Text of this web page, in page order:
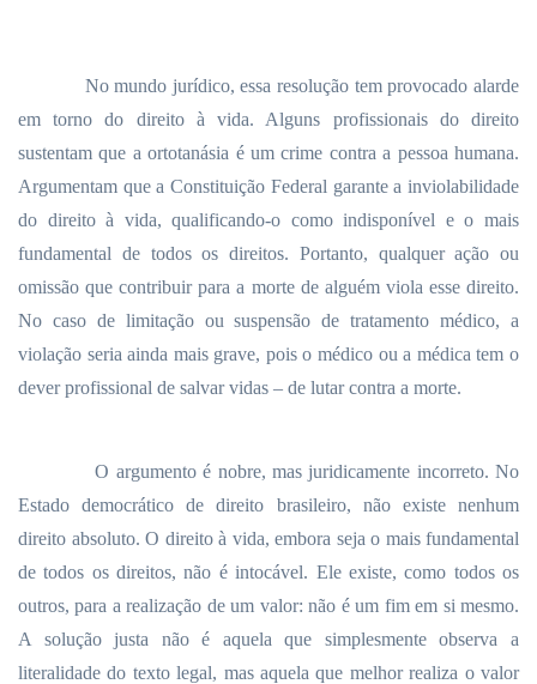
No mundo jurídico, essa resolução tem provocado alarde
em torno do direito à vida. Alguns profissionais do direito
sustentam que a ortotanásia é um crime contra a pessoa humana.
Argumentam que a Constituição Federal garante a inviolabilidade
do direito à vida, qualificando-o como indisponível e o mais
fundamental de todos os direitos. Portanto, qualquer ação ou
omissão que contribuir para a morte de alguém viola esse direito.
No caso de limitação ou suspensão de tratamento médico, a
violação seria ainda mais grave, pois o médico ou a médica tem o
dever profissional de salvar vidas – de lutar contra a morte.
O argumento é nobre, mas juridicamente incorreto. No
Estado democrático de direito brasileiro, não existe nenhum
direito absoluto. O direito à vida, embora seja o mais fundamental
de todos os direitos, não é intocável. Ele existe, como todos os
outros, para a realização de um valor: não é um fim em si mesmo.
A solução justa não é aquela que simplesmente observa a
literalidade do texto legal, mas aquela que melhor realiza o valor